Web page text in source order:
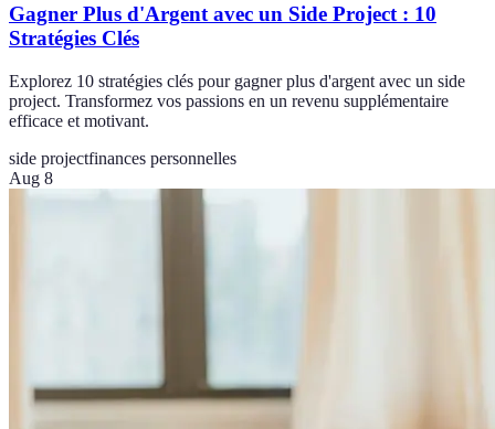
Gagner Plus d'Argent avec un Side Project : 10
Stratégies Clés
Explorez 10 stratégies clés pour gagner plus d'argent avec un side
project. Transformez vos passions en un revenu supplémentaire
efficace et motivant.
side projectfinances personnelles
Aug 8